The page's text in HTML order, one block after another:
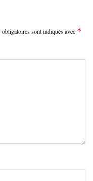
obligatoires sont indiqués avec *